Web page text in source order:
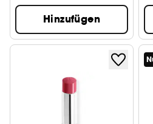
Hinzufügen